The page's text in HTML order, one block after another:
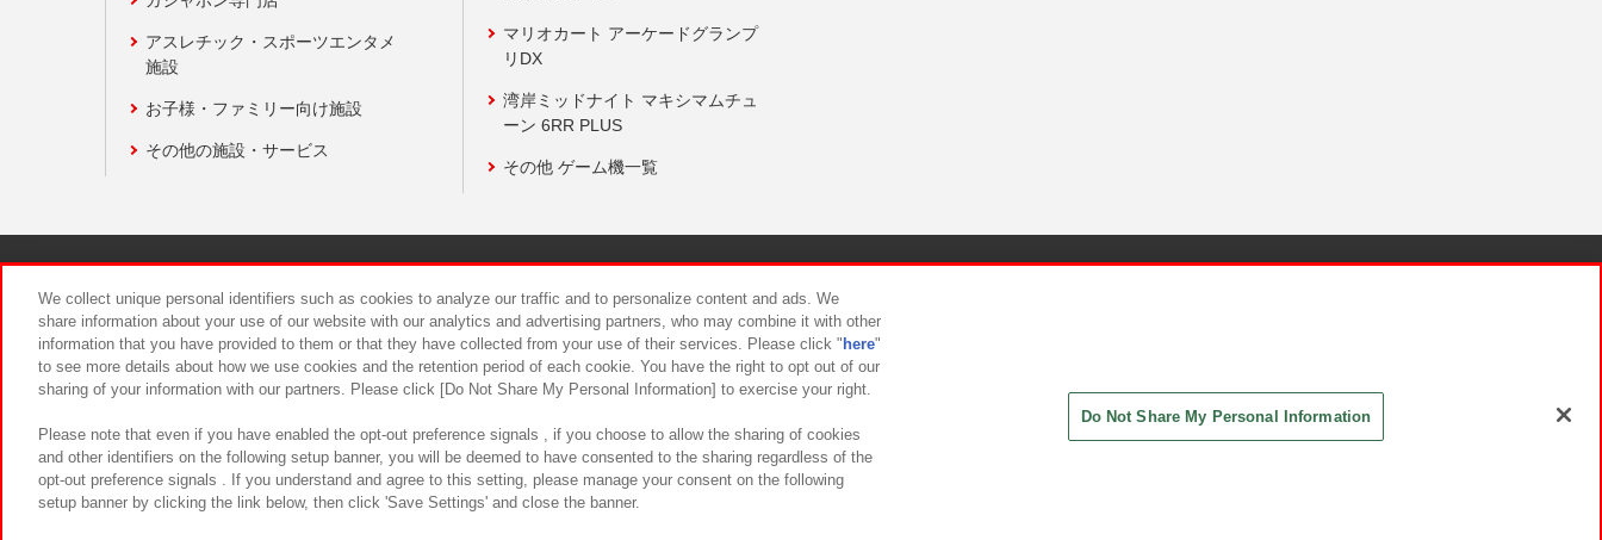
アスレチック・スポーツエンタメ
施設
お子様・ファミリー向け施設
その他の施設・サービス
マリオカート アーケードグランプ
リDX
湾岸ミッドナイト マキシマムチュ
ーン 6RR PLUS
その他 ゲーム機一覧
食品のご提供について カスタマーハラスメント対応方針
We collect unique personal identifiers such as cookies to analyze our traffic and to personalize content and ads. We
share information about your use of our website with our analytics and advertising partners, who may combine it with other
information that you have provided to them or that they have collected from your use of their services. Please click " here"
to see more details about how we use cookies and the retention period of each cookie. You have the right to opt out of our
sharing of your information with our partners. Please click [Do Not Share My Personal Information] to exercise your right.
Please note that even if you have enabled the opt-out preference signals , if you choose to allow the sharing of cookies
and other identifiers on the following setup banner, you will be deemed to have consented to the sharing regardless of the
opt-out preference signals . If you understand and agree to this setting, please manage your consent on the following
setup banner by clicking the link below, then click 'Save Settings' and close the banner.
Do Not Share My Personal Information